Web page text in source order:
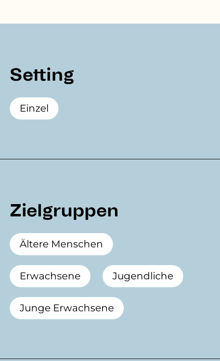
Setting
Einzel
Zielgruppen
Ältere Menschen
Erwachsene Jugendliche
Junge Erwachsene